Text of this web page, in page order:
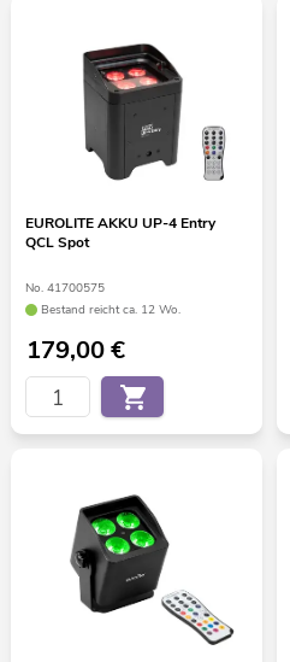
EUROLITE AKKU UP-4 Entry
QCL Spot
No. 41700575
Bestand reicht ca. 12 Wo.
179,00€